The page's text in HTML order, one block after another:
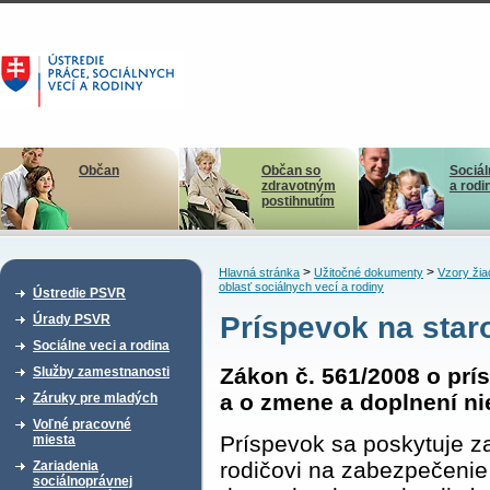
Občan
Občan so
zdravotným
postihnutím
a
Ústredie PSVR
Úrady PSVR
Sociálne veci a rodina
Služby zamestnanosti
Záruky pre mladých
Voľné pracovné
miesta
Zariadenia
sociálnoprávnej
Hlavná stránka> Užitočné dokumenty> Vzory
oblasť sociálnych vecí a rodiny
Príspevok na
Zákon č. 561/2008 o
a o zmene a doplnení
Príspevok sa poskytuje
rodičovi na